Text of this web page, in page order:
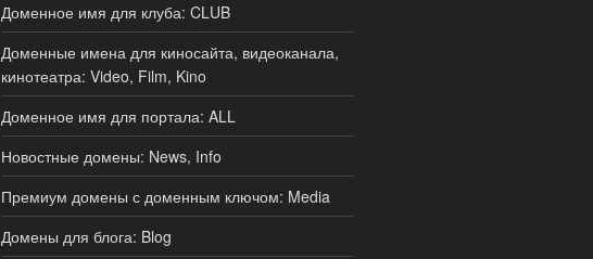
Доменное имя для клуба: CLUB
Доменные имена для киносайта, видеоканала,
кинотеатра: Video, Film, Kino
Доменное имя для портала: ALL
Новостные домены: News, Info
Премиум домены с доменным ключом: Media
Домены для блога: Blog